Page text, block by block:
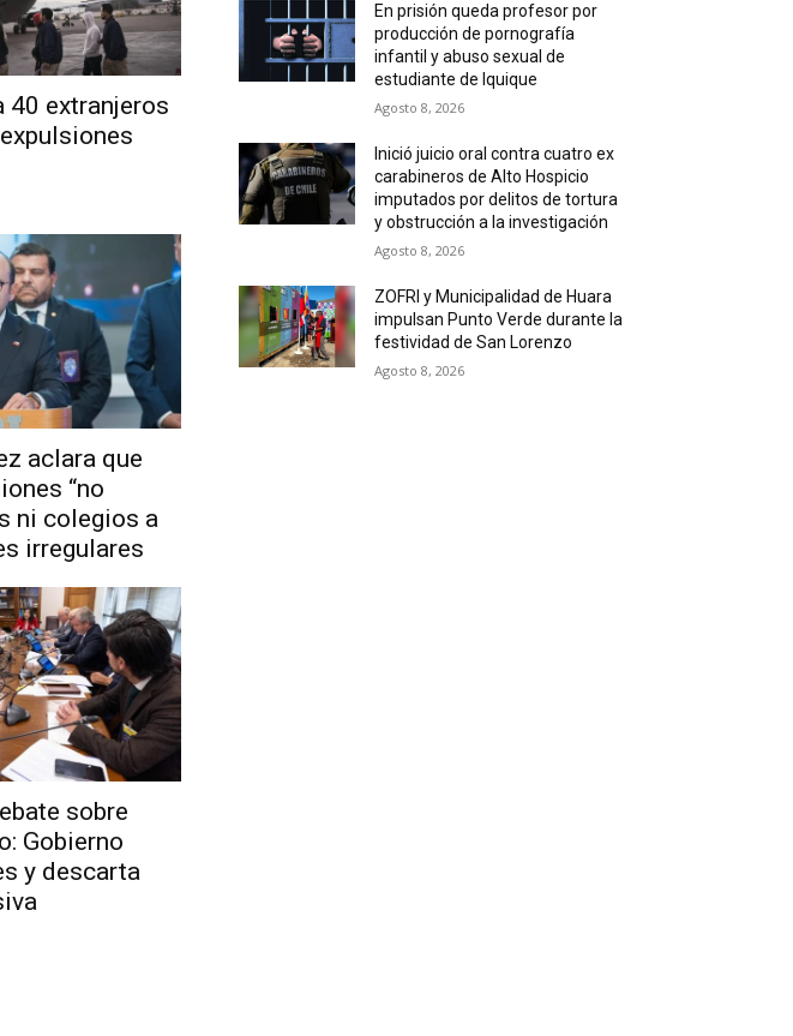
40 extranjeros
aclara que
“no
ni colegios a
irregulares
sobre
Gobierno
y descarta
En prisión queda profesor por
producción de pornografía
infantil y abuso sexual de
estudiante de Iquique
Agosto 8, 2026
Inició juicio oral contra cuatro ex
carabineros de Alto Hospicio
imputados por delitos de tortura
y obstrucción a la investigación
Agosto 8, 2026
ZOFRI y Municipalidad de Huara
impulsan Punto Verde durante la
festividad de San Lorenzo
Agosto 8, 2026